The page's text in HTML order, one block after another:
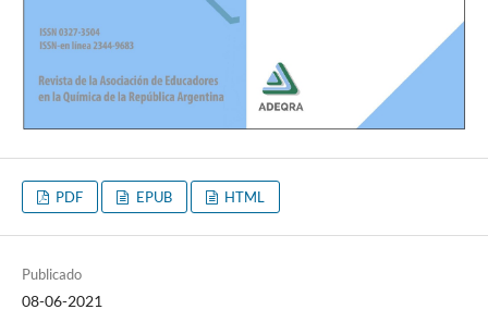
PDF EPUB HTML
Publicado
08-06-2021